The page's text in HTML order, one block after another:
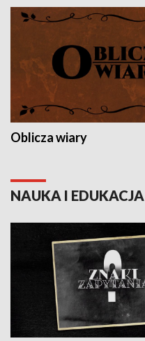
Oblicza wiary
NAUKA I EDUKACJA